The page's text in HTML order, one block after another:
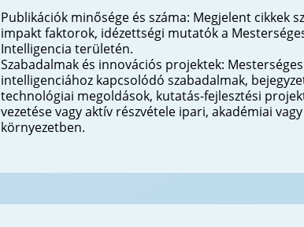
Publikációk minősége és száma: Megjelent cikkek
impakt faktorok, idézettségi mutatók a
Intelligencia területén.
Szabadalmak és innovációs projektek: Mesterséges
intelligenciához kapcsolódó szabadalmak,
technológiai megoldások, kutatás-fejlesztési
vezetése vagy aktív részvétele ipari, akadémiai
környezetben.